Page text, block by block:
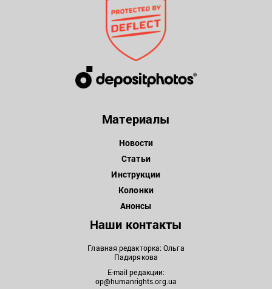
Материалы
Новости
Статьи
Инструкции
Колонки
Анонсы
Наши контакты
Главная редакторка: Ольга
Падирякова
E-mail редакции:
op@humanrights.org.ua